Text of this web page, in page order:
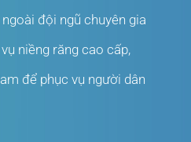
đội ngũ chuyên gia
niềng răng cao cấp,
để phục vụ người dân